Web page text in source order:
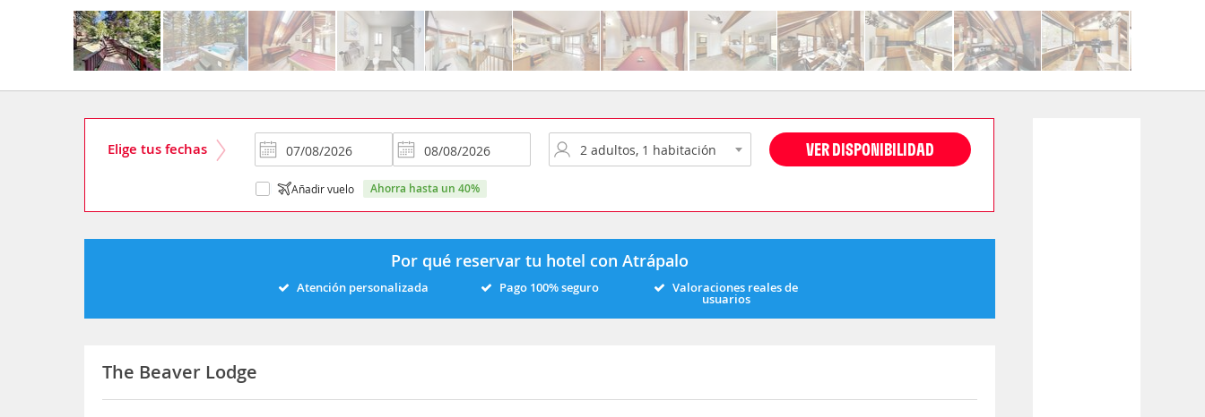
Elige tus fechas VER DISPONIBILIDAD
Añadir vuelo ahorra hasta un 40%
Por qué reservar tu hotel con Atrápalo
Atención personalizada Pago 100% seguro Valoraciones reales de
usuarios
The Beaver Lodge